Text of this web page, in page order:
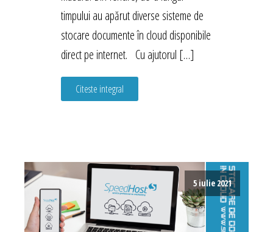
timpului au apărut diverse sisteme de
stocare documente în cloud disponibile
direct pe internet. Cu ajutorul […]
Citeste integral
5 iulie 2021